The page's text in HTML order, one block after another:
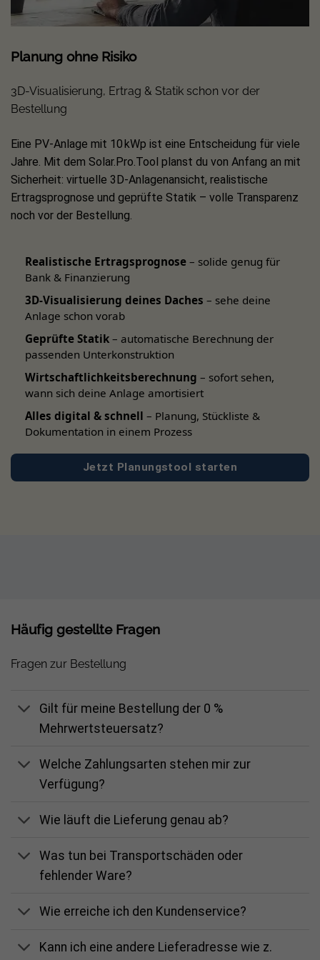
MIN 2500-4600TL-X/XH/XA
MID 17-22KTL3-X/XH
MID 25-40KTL3-X
MAX 50-80KTL3 LV
MAX 100-125KTL3 LV
SPH 3000-6000TL BL-UP
SPH 4000-10000TL3 BH-UP
SPA 4000-10000TL3 BH-UP
Planung ohne Risiko
3D-Visualisierung, Ertrag & Statik schon vor der
Bestellung
Eine PV-Anlage mit 10 kWp ist eine Entscheidung für viele
Jahre. Mit dem Solar.Pro.Tool planst du von Anfang an mit
Sicherheit: virtuelle 3D-Anlagenansicht, realistische
Ertragsprognose und geprüfte Statik – volle Transparenz
noch vor der Bestellung.
Realistische Ertragsprognose – solide genug für
Bank & Finanzierung
3D-Visualisierung deines Daches – sehe deine
Anlage schon vorab
Geprüfte Statik – automatische Berechnung der
passenden Unterkonstruktion
Wirtschaftlichkeitsberechnung – sofort sehen,
wann sich deine Anlage amortisiert
Alles digital & schnell – Planung, Stückliste &
Dokumentation in einem Prozess
Jetzt Planungstool starten
Häufig gestellte Fragen
Fragen zur Bestellung
Gilt für meine Bestellung der 0 %
Mehrwertsteuersatz?
Welche Zahlungsarten stehen mir zur
Verfügung?
Wie läuft die Lieferung genau ab?
Was tun bei Transportschäden oder
fehlender Ware?
Wie erreiche ich den Kundenservice?
Kann ich eine andere Lieferadresse wie z.